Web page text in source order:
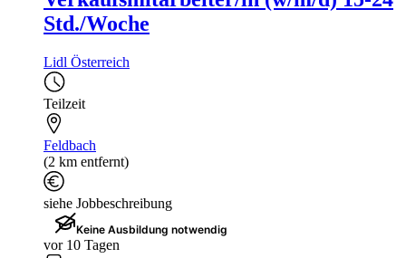
Std./Woche
Lidl Österreich
Teilzeit
Feldbach
(2 km entfernt)
siehe Jobbeschreibung
Keine Ausbildung notwendig
vor 10 Tagen